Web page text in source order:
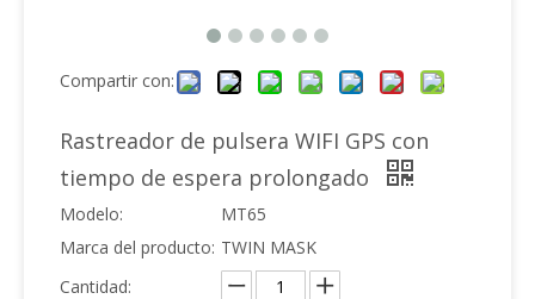
Compartir con:
Rastreador de pulsera WIFI GPS con
tiempo de espera prolongado
Modelo:
MT65
Marca del producto: TWIN MASK
Cantidad: